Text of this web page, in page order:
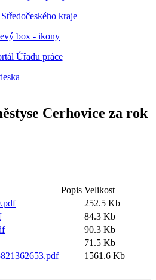
Cerhovice za rok
Popis Velikost
252.5 Kb
84.3 Kb
90.3 Kb
71.5 Kb
1561.6 Kb